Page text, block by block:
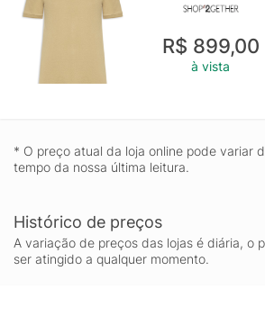
R$ 899,00
à vista
* O preço atual da loja online pode variar
tempo da nossa última leitura.
Histórico de preços
A variação de preços das lojas é diária, o
ser atingido a qualquer momento.